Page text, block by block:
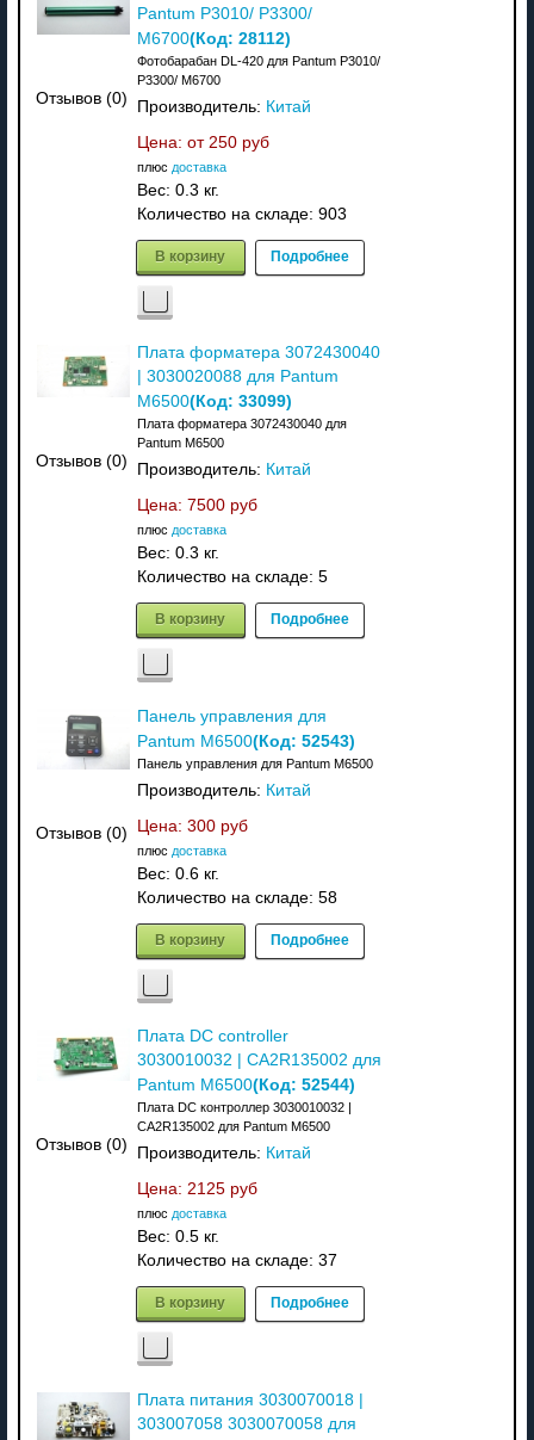
Отзывов (0)
Pantum P3010/ P3300/
M6700(Код: 28112)
Фотобарабан DL-420 для Pantum P3010/
P3300/ M6700
Производитель: Китай
Цена: от 250 руб
плюс доставка
Вес: 0.3 кг.
Количество на складе: 903
В корзину Подробнее
Отзывов (0)
Плата форматера 3072430040
| 3030020088 для Pantum
M6500(Код: 33099)
Плата форматера 3072430040 для
Pantum M6500
Производитель: Китай
Цена: 7500 руб
плюс доставка
Вес: 0.3 кг.
Количество на складе: 5
В корзину Подробнее
Отзывов (0)
Панель управления для
Pantum M6500(Код: 52543)
Панель управления для Pantum M6500
Производитель: Китай
Цена: 300 руб
плюс доставка
Вес: 0.6 кг.
Количество на складе: 58
В корзину Подробнее
Отзывов (0)
Плата DC controller
3030010032 | CA2R135002 для
Pantum M6500(Код: 52544)
Плата DC контроллер 3030010032 |
CA2R135002 для Pantum M6500
Производитель: Китай
Цена: 2125 руб
плюс доставка
Вес: 0.5 кг.
Количество на складе: 37
В корзину Подробнее
Плата питания 3030070018 |
303007058 3030070058 для